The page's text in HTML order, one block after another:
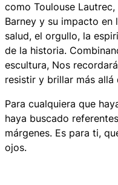
como Toulouse
Barney y su impacto en
salud, el orgullo, la
de la historia.
escultura, Nos
resistir y brillar más
Para cualquiera que
haya buscado
márgenes. Es para ti,
ojos.